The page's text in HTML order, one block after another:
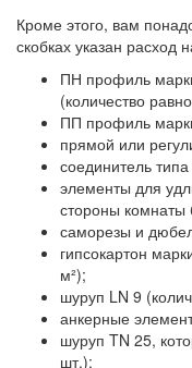
Кроме этого, вам
скобках указан расход
ПН профиль
(количество
ПП профиль
прямой или
соединитель
элементы для
стороны комнаты
саморезы и
гипсокартон
м²);
шуруп LN 9
анкерные
шуруп TN 25,
шт.);